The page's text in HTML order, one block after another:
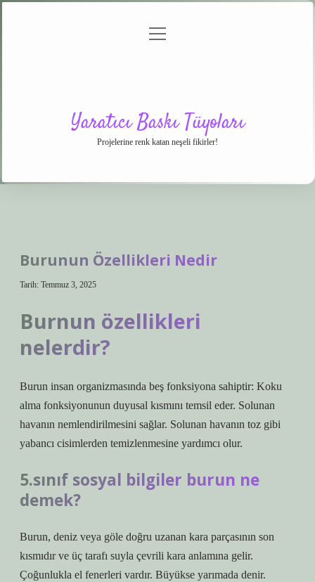
menüyü
Yaratıcı Baskı Tüyoları
Projelerine renk katan neşeli fikirler!
Burunun Özellikleri Nedir
Tarih: Temmuz 3, 2025
Burnun özellikleri
nelerdir?
Burun insan organizmasında beş fonksiyona sahiptir: Koku
alma fonksiyonunun duyusal kısmını temsil eder. Solunan
havanın nemlendirilmesini sağlar. Solunan havanın toz gibi
yabancı cisimlerden temizlenmesine yardımcı olur.
5.sınıf sosyal bilgiler burun ne
demek?
Burun, deniz veya göle doğru uzanan kara parçasının son
kısmıdır ve üç tarafı suyla çevrili kara anlamına gelir.
Çoğunlukla el fenerleri vardır. Büyükse yarımada denir.